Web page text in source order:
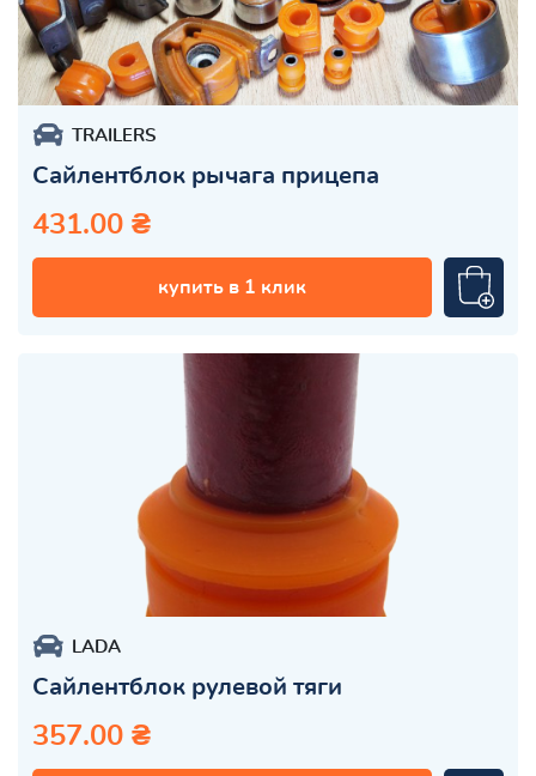
TRAILERS
Сайлентблок рычага прицепа
431.00 ₴
купить в 1 клик
LADA
Сайлентблок рулевой тяги
357.00 ₴